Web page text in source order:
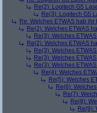
Re(2): Logitech G5
Re(3): Logitech G5
Re: Welches ETWAS hab ihr
Re(2): Welches ETWAS
Re(3): Welches
Re(2): Welches ETWAS
Re(3): Welches
Re(3): Welches
Re(3): Welches
Re(4): Welches
Re(5): Welches
Re(6):
Re(7):
Re(8):
Re(9):